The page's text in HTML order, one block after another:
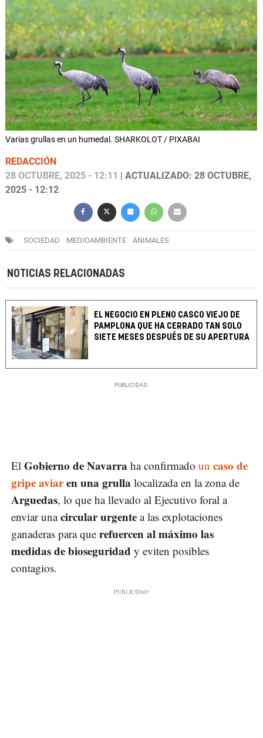
Varias grullas en un humedal. SHARKOLOT / PIXABAI
REDACCIÓN
28 OCTUBRE, 2025 - 12:11
| ACTUALIZADO: 28 OCTUBRE,
2025 - 12:12
SOCIEDAD MEDIOAMBIENTE ANIMALES
NOTICIAS RELACIONADAS
EL NEGOCIO EN PLENO CASCO VIEJO DE
PAMPLONA QUE HA CERRADO TAN SOLO
SIETE MESES DESPUÉS DE SU APERTURA
El Gobierno de Navarra ha confirmado un caso de
gripe aviaren una grulla localizada en la zona de
Arguedas, lo que ha llevado al Ejecutivo foral a
enviar unacircular urgente a las explotaciones
ganaderas para que refuercen al máximo las
medidas de bioseguridad y eviten posibles
contagios.